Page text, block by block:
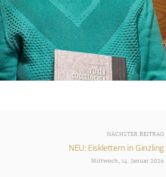
NÄCHSTER BEITRAG
NEU: Eisklettern in Ginzling
Mittwoch, 14. Januar 2026